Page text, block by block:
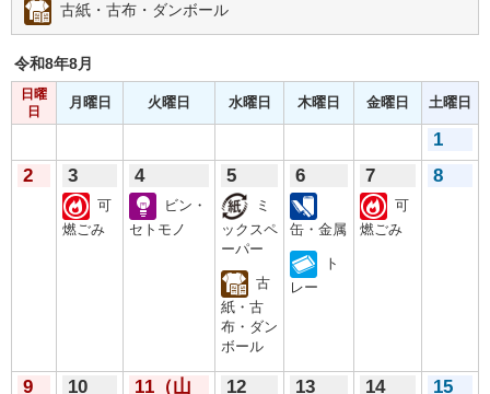
古紙・古布・ダンボール
令和8年8月
日曜
日
月曜日 火曜日 水曜日 木曜日 金曜日 土曜日
1
2
3
可
燃ごみ
4
ビン・
セトモノ
5
ミ
ックスペ
ーパー
古
紙・古
布・ダン
ボール
6
缶・金属
ト
レー
7
可
燃ごみ
8
9 10 11 （山 12 13 14 15